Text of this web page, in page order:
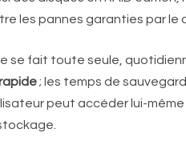
les pannes garanties par le
se fait toute seule,
; les temps de
peut accéder lui-même